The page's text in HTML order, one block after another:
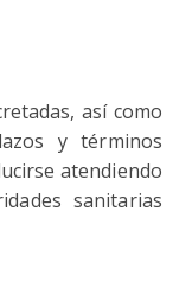
así como
y términos
atendiendo
sanitarias